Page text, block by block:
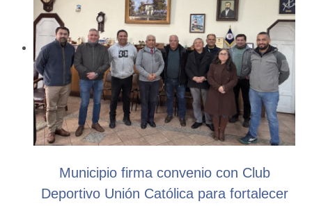
Municipio firma convenio con Club
Deportivo Unión Católica para fortalecer